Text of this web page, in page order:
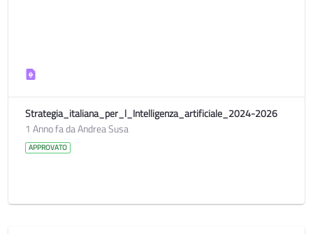
Strategia_italiana_per_l_Intelligenza_artificiale_2024-2026
1 Anno fa da Andrea Susa
APPROVATO